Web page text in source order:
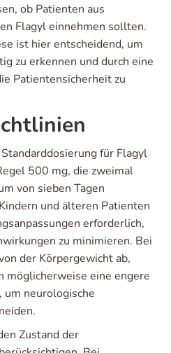
ob Patienten aus
Flagyl einnehmen sollten.
ist hier entscheidend, um
zu erkennen und durch eine
Patientensicherheit zu
für Flagyl
500 mg, die zweimal
von sieben Tagen
und älteren Patienten
erforderlich,
zu minimieren. Bei
der Körpergewicht ab,
möglicherweise eine engere
um neurologische
Zustand der